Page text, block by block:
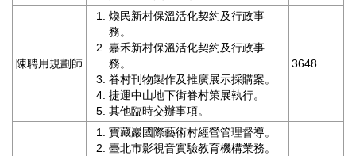
料
陳聘用規劃師
煥民新村保溫活化契約及行政事
務。
嘉禾新村保溫活化契約及行政事
務。
眷村刊物製作及推廣展示採購案。
捷運中山地下街眷村策展執行。
其他臨時交辦事項。
3648
寶藏巖國際藝術村經營管理督導。
臺北市影視音實驗教育機構業務。